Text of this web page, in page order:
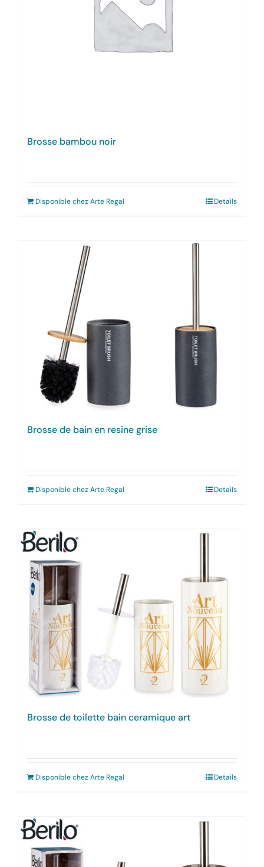
Brosse bambou noir
Disponible chez Arte Regal Details
Brosse de bain en resine grise
Disponible chez Arte Regal Details
Brosse de toilette bain ceramique art
Disponible chez Arte Regal Details